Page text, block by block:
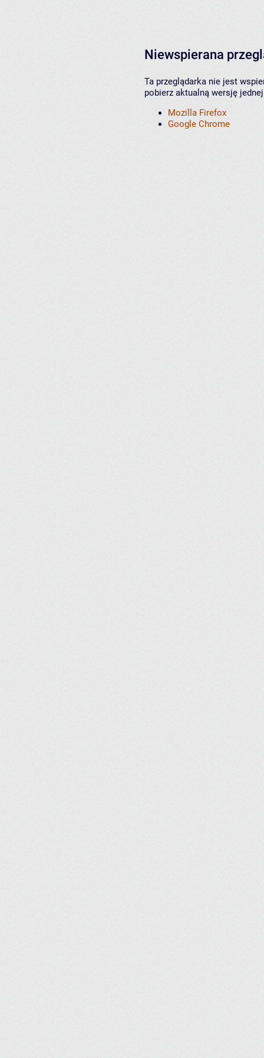
Niewspierana
Ta przeglądarka nie jest
pobierz aktualną wersję
Mozilla Firefox
Google Chrome